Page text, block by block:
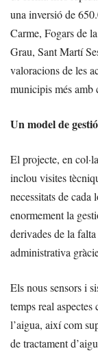
una inversió de
Carme, Fogars de
Grau, Sant Martí
valoracions de les
municipis més amb
Un model de
El projecte, en
inclou visites
necessitats de
enormement la
derivades de la
administrativa
Els nous sensors i
temps real
l’aigua, així com
de tractament